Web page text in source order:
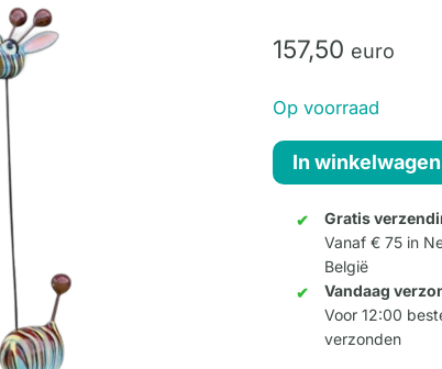
157,50 euro
Op voorraad
Crazy
Giraffe
Medium
aantal
In winkelwagen
Gratis
Vanaf € 75 in
België
Vandaag
Voor 12:00
verzonden